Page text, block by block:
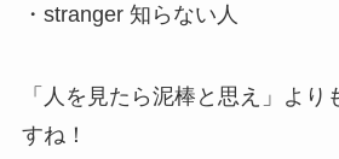
・stranger 知らない人
「人を見たら泥棒と思え」よ
すね！